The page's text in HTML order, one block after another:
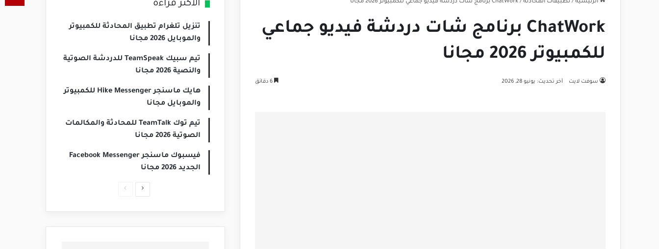
الرئيسية / تطبيقات المحادثة / ChatWork برنامج شات دردشة فيديو جماعي للكمبيوتر 2026 مجانا
ChatWork برنامج شات دردشة فيديو جماعي
للكمبيوتر 2026 مجانا
سوفت لايت آخر تحديث: يونيو 28, 2026
الأكثر قراءة
تنزيل تلغرام تطبيق المحادثة للكمبيوتر
والموبايل 2026 مجانا
تيم سبيك TeamSpeak للدردشة الصوتية
والنصية 2026 مجانا
هايك ماسنجر Hike Messenger للكمبيوتر
والموبايل مجانا
تيم توك TeamTalk للمحادثة والمكالمات
الصوتية 2026 مجانا
فيسبوك ماسنجر Facebook Messenger
الجديد 2026 مجانا
الصفحةالصفحة